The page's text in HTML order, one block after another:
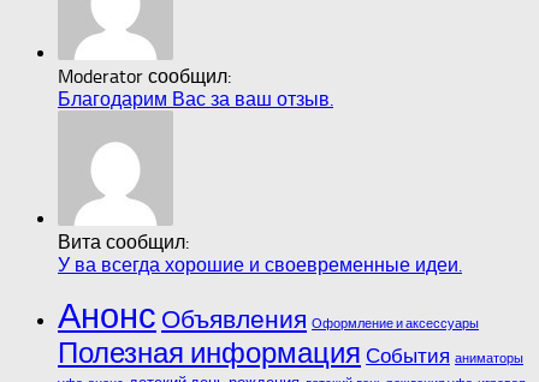
Moderator сообщил:
Благодарим Вас за ваш отзыв.
Вита сообщил:
У ва всегда хорошие и своевременные идеи.
Анонс Объявления Оформление и аксессуары
Полезная информация События аниматоры